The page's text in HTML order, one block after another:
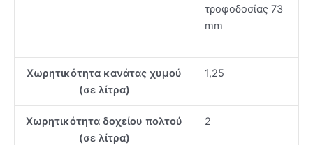
τροφοδοσίας 73
mm
Χωρητικότητα κανάτας χυμού
(σε λίτρα)
1,25
Χωρητικότητα δοχείου πολτού
(σε λίτρα)
2